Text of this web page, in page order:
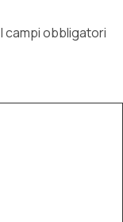
I campi obbligatori